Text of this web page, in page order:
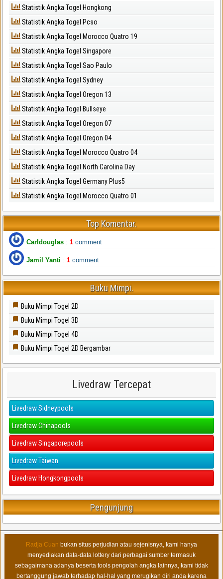
Statistik Angka Togel Hongkong
Statistik Angka Togel Pcso
Statistik Angka Togel Morocco Quatro 19
Statistik Angka Togel Singapore
Statistik Angka Togel Sao Paulo
Statistik Angka Togel Sydney
Statistik Angka Togel Oregon 13
Statistik Angka Togel Bullseye
Statistik Angka Togel Oregon 07
Statistik Angka Togel Oregon 04
Statistik Angka Togel Morocco Quatro 04
Statistik Angka Togel North Carolina Day
Statistik Angka Togel Germany Plus5
Statistik Angka Togel Morocco Quatro 01
Top Komentar.
Carldouglas : 1 comment
Jamil Yanti : 1 comment
Buku Mimpi.
Buku Mimpi Togel 2D
Buku Mimpi Togel 3D
Buku Mimpi Togel 4D
Buku Mimpi Togel 2D Bergambar
Livedraw Tercepat
Livedraw Sidneypools
Livedraw Chinapools
Livedraw Singaporepools
Livedraw Taiwan
Livedraw Hongkongpools
Pengunjung
Radja Cuan bukan situs perjudian atau sejenisnya, kami hanya
menyediakan data-data lottery dari perbagai sumber termasuk
sebagaimana adanya beserta tools pengolah angka lainnya, kami tidak
bertanggung jawab terhadap hal-hal yang merugikan diri anda karena